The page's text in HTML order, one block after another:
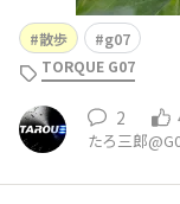
散歩
g07
TORQUE G07
2
たろ三郎